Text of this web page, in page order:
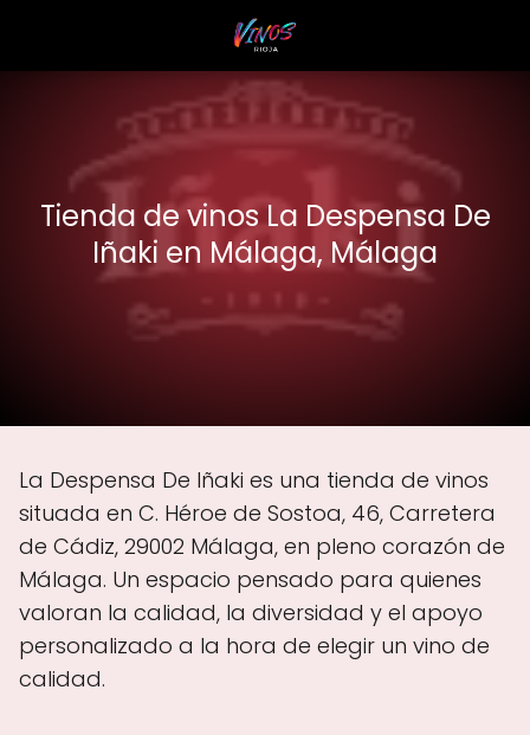
Tienda de vinos La Despensa De
Iñaki en Málaga, Málaga
La Despensa De Iñaki es una tienda de vinos
situada en C. Héroe de Sostoa, 46, Carretera
de Cádiz, 29002 Málaga, en pleno corazón de
Málaga. Un espacio pensado para quienes
valoran la calidad, la diversidad y el apoyo
personalizado a la hora de elegir un vino de
calidad.